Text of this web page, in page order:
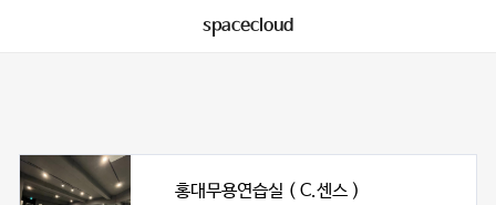
spacecloud
홍대무용연습실 ( C.센스 )